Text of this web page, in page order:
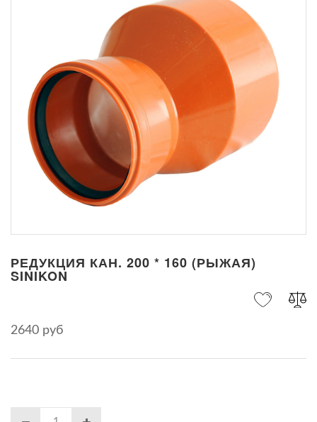
РЕДУКЦИЯ КАН. 200 * 160 (РЫЖАЯ)
SINIKON
2640 руб